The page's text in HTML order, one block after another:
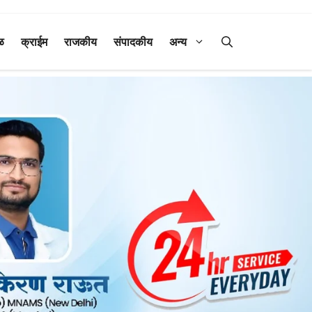
क्राईम राजकीय संपादकीय अन्य